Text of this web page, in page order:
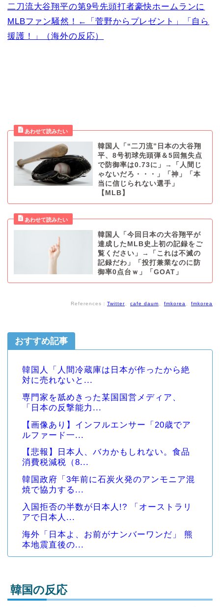
二刀流大谷翔平の第9号先頭打者豪快ホームランに
MLBファン騒然！←「菅野からプレゼント」「自ら
援護！」（海外の反応）
韓国人「“二刀流”日本の大谷翔
平、8号初球先頭弾＆5回無失点
で防御率は0.73に」→「人間じ
ゃないだろ・・・」「神」「本
当に信じられない選手」
【MLB】
韓国人「今回日本の大谷翔平が
達成したMLB史上初の記録をご
覧ください」→「これは不滅の
記録だわ」「投打兼業なのに防
御率0点台ｗ」「GOAT」
References： Twitter cafe daum fmkorea fmkorea
おすすめ記事
韓国人「人間冷蔵庫は日本が作ったから絶
対に売れないと...
専門家を舐めきった某国国営メディア、
「日本の反撃能力...
【画像あり】インフルエンサー「20歳でア
ルファード一...
【悲報】日本人、バカかもしれない。食品
消費税減税（8...
韓国政府「3年前に石炭火発のアンモニア混
焼で協力する...
入国拒否の半数が日本人!? 「オーストラリ
アで日本人...
海外「日本よ、お前がナンバーワンだ」 熊
本地震直後の...
韓国の反応